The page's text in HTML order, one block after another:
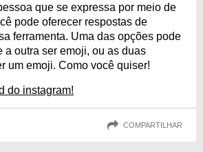
que se expressa por meio de
pode oferecer respostas de
ferramenta. Uma das opções pode
a outra ser emoji, ou as duas
um emoji. Como você quiser!
do instagram!
COMPARTILHAR